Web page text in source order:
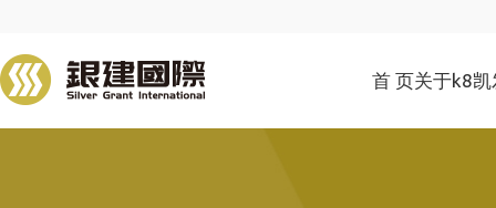
首 页关于k8凯